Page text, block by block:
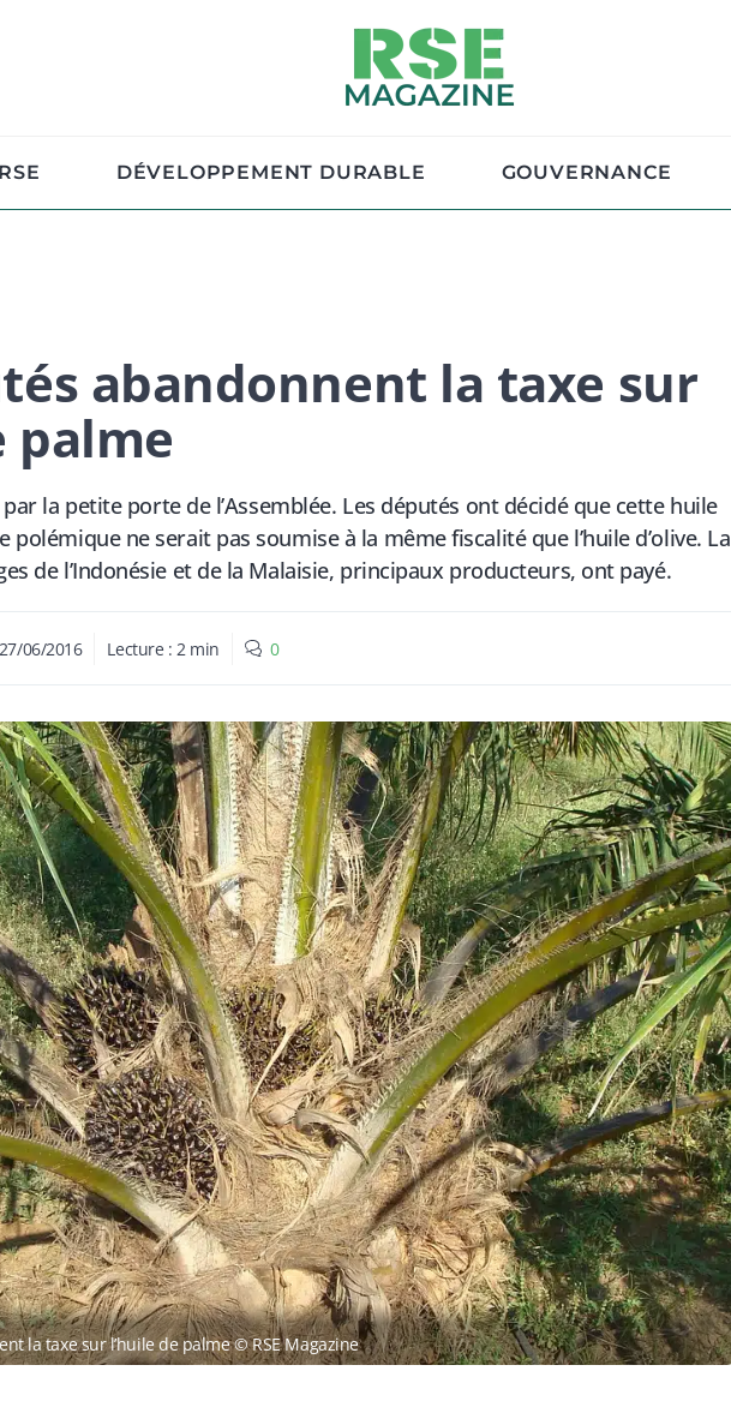
RSE DÉVELOPPEMENT DURABLE GOUVERNANCE
abandonnent la taxe sur
palme
par la petite porte de l’Assemblée. Les députés ont décidé que cette huile
polémique ne serait pas soumise à la même fiscalité que l’huile d’olive. La
de l’Indonésie et de la Malaisie, principaux producteurs, ont payé.
27/06/2016 Lecture : 2 min 0
la taxe sur l’huile de palme © RSE Magazine